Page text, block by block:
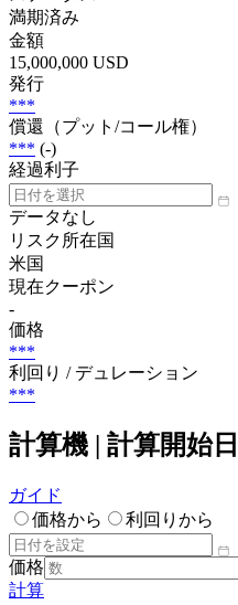
満期済み
金額
15,000,000 USD
発行
***
償還（プット/コール権）
*** (-)
経過利子
データなし
リスク所在国
米国
現在クーポン
-
価格
***
利回り / デュレーション
***
計算機 | 計算開始日
ガイド
価格から
利回りから
価格
計算